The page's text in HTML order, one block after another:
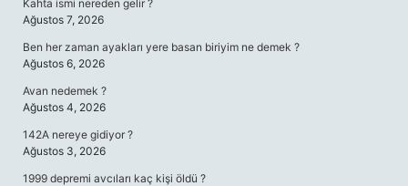
Kahta ismi nereden gelir ?
Ağustos 7, 2026
Ben her zaman ayakları yere basan biriyim ne demek ?
Ağustos 6, 2026
Avan nedemek ?
Ağustos 4, 2026
142A nereye gidiyor ?
Ağustos 3, 2026
1999 depremi avcıları kaç kişi öldü ?